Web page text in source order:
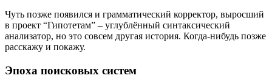
Чуть позже появился и грамматический корректор, выросший
в проект “Гипотетам” – углублённый синтаксический
анализатор, но это совсем другая история. Когда-нибудь позже
расскажу и покажу.
Эпоха поисковых систем